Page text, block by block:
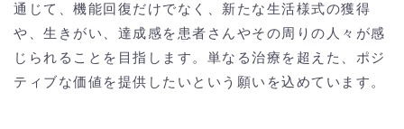
通じて、機能回復だけでなく、新たな生活様式の獲得
や、生きがい、達成感を患者さんやその周りの人々が感
じられることを目指します。単なる治療を超えた、ポジ
ティブな価値を提供したいという願いを込めています。